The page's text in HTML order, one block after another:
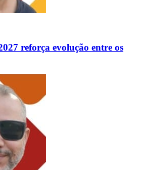
reforça evolução entre os